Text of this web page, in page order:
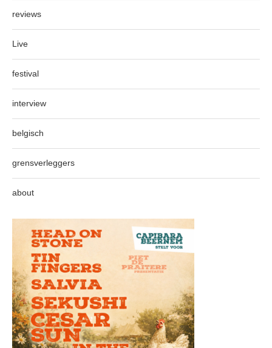
reviews
Live
festival
interview
belgisch
grensverleggers
about